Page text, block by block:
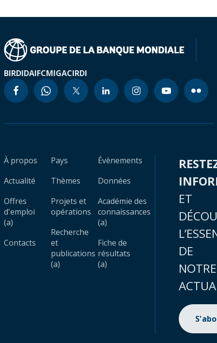
BIRDIDAIFCMIGACIRDI
À propos
Actualité
Offres
d'emploi
(a)
Contacts
Pays
Thèmes
Projets et
opérations
Recherche
et
publications
(a)
Évènements
Données
Académie des
connaissances
(a)
Fiche de
résultats
(a)
ET
DE
NOTRE